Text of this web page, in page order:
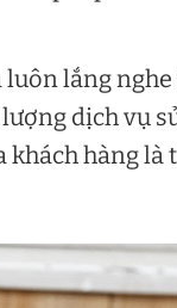
lắng
dịch vụ
hàng là